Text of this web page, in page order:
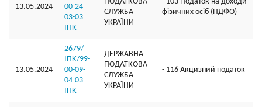
13.05.2024
00-24-
03-03
ІПК
СЛУЖБА
УКРАЇНИ
фізичних осіб (ПДФО)
13.05.2024
2679/
ІПК/99-
00-09-
04-03
ІПК
ДЕРЖАВНА
ПОДАТКОВА
СЛУЖБА
УКРАЇНИ
- 116 Акцизний податок